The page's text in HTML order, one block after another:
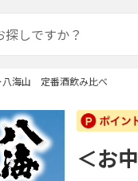
八海山 定番酒飲み比べ
＜お